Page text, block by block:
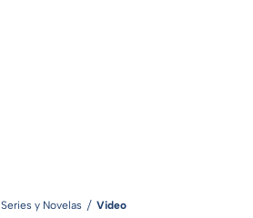
Series y Novelas Video